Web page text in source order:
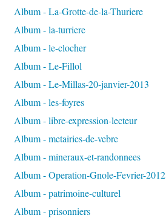
Album - La-Grotte-de-la-Thuriere
Album - la-turriere
Album - le-clocher
Album - Le-Fillol
Album - Le-Millas-20-janvier-2013
Album - les-foyres
Album - libre-expression-lecteur
Album - metairies-de-vebre
Album - mineraux-et-randonnees
Album - Operation-Gnole-Fevrier-2012
Album - patrimoine-culturel
Album - prisonniers